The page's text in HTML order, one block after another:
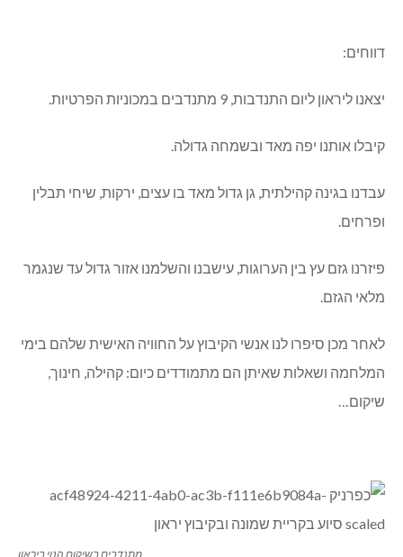
דווחים:
יצאנו ליראון ליום התנדבות, 9 מתנדבים במכוניות הפרטיות.
קיבלו אותנו יפה מאד ובשמחה גדולה.
עבדנו בגינה קהילתית, גן גדול מאד בו עצים, ירקות, שיחי תבלין
ופרחים.
פיזרנו גזם עץ בין הערוגות, עישבנו והשלמנו אזור גדול עד שנגמר
מלאי הגזם.
לאחר מכן סיפרו לנו אנשי הקיבוץ על החוויה האישית שלהם בימי
המלחמה ושאלות שאיתן הם מתמודדים כיום: קהילה, חינוך,
שיקום…
מתנדבים בשיקום הנוי ביראון